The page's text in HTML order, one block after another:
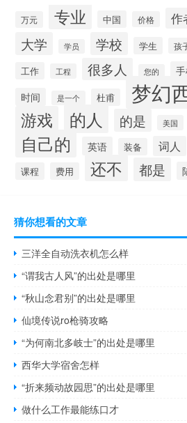
万元 专业 中国 价格 作
大学 学员 学校 学生 孩
工作 工程 很多人 您的
时间 是一个 杜甫 梦幻
游戏 的人 的是 美国
自己的 英语 装备 词人
课程 费用 还不 都是
猜你想看的文章
三洋全自动洗衣机怎么样
“谓我古人风”的出处是哪里
“秋山念君别”的出处是哪里
仙境传说ro枪骑攻略
“为何南北多岐士”的出处是哪里
西华大学宿舍怎样
“折来频动故园思”的出处是哪里
做什么工作最能练口才